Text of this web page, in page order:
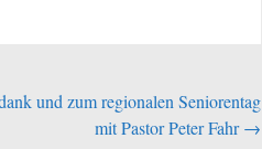
und zum regionalen Seniorentag
mit Pastor Peter Fahr→